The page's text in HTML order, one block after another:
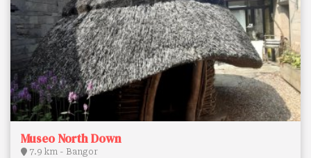
Museo North Down
7.9 km - Bangor